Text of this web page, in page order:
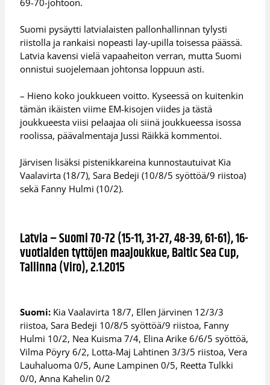
Suomi pysäytti latvialaisten pallonhallinnan tylysti
riistolla ja rankaisi nopeasti lay-upilla toisessa päässä.
Latvia kavensi vielä vapaaheiton verran, mutta Suomi
onnistui suojelemaan johtonsa loppuun asti.
– Hieno koko joukkueen voitto. Kyseessä on kuitenkin
tämän ikäisten viime EM-kisojen viides ja tästä
joukkueesta viisi pelaajaa oli siinä joukkueessa isossa
roolissa, päävalmentaja Jussi Räikkä kommentoi.
Järvisen lisäksi pistenikkareina kunnostautuivat Kia
Vaalavirta (18/7), Sara Bedeji (10/8/5 syöttöä/9 riistoa)
sekä Fanny Hulmi (10/2).
Latvia – Suomi 70-72 (15-11, 31-27, 48-39, 61-61), 16-
vuotiaiden tyttöjen maajoukkue, Baltic Sea Cup,
Tallinna (Viro), 2.1.2015
Suomi: Kia Vaalavirta 18/7, Ellen Järvinen 12/3/3
riistoa, Sara Bedeji 10/8/5 syöttöä/9 riistoa, Fanny
Hulmi 10/2, Nea Kuisma 7/4, Elina Arike 6/6/5 syöttöä,
Vilma Pöyry 6/2, Lotta-Maj Lahtinen 3/3/5 riistoa, Vera
Lauhaluoma 0/5, Aune Lampinen 0/5, Reetta Tulkki
0/0, Anna Kahelin 0/2